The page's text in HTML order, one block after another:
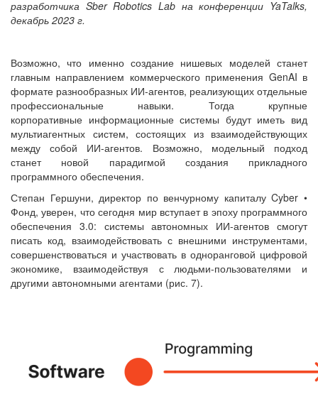
разработчика Sber Robotics Lab на конференции YaTalks,
декабрь 2023 г.
Возможно, что именно создание нишевых моделей станет
главным направлением коммерческого применения GenAI в
формате разнообразных ИИ-агентов, реализующих отдельные
профессиональные навыки. Тогда крупные
корпоративные информационные системы будут иметь вид
мультиагентных систем, состоящих из взаимодействующих
между собой ИИ-агентов. Возможно, модельный подход
станет новой парадигмой создания прикладного
программного обеспечения.
Степан Гершуни, директор по венчурному капиталу Cyber •
Фонд, уверен, что сегодня мир вступает в эпоху программного
обеспечения 3.0: системы автономных ИИ-агентов смогут
писать код, взаимодействовать с внешними инструментами,
совершенствоваться и участвовать в одноранговой цифровой
экономике, взаимодействуя с людьми-пользователями и
другими автономными агентами (рис. 7).